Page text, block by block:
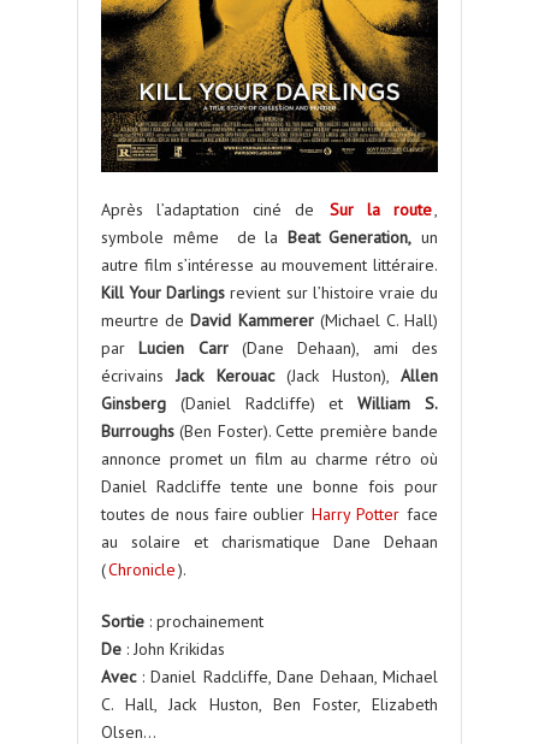
Après l’adaptation ciné de Sur la route,
symbole même de la Beat Generation, un
autre film s’intéresse au mouvement littéraire.
Kill Your Darlings revient sur l’histoire vraie du
meurtre deDavid Kammerer(Michael C. Hall)
parLucien Carr(Dane Dehaan), ami des
écrivainsJack Kerouac(Jack Huston),Allen
Ginsberg (Daniel Radcliffe) etWilliam
S.
Burroughs (Ben Foster). Cette première bande
annonce promet un film au charme rétro où
Daniel Radcliffe tente une bonne fois pour
toutes de nous faire oublier Harry Potter face
au solaire et charismatique Dane Dehaan
(Chronicle).
Sortie : prochainement
De : John Krikidas
Avec: Daniel Radcliffe, Dane Dehaan, Michael
C. Hall, Jack Huston, Ben Foster, Elizabeth
Olsen…